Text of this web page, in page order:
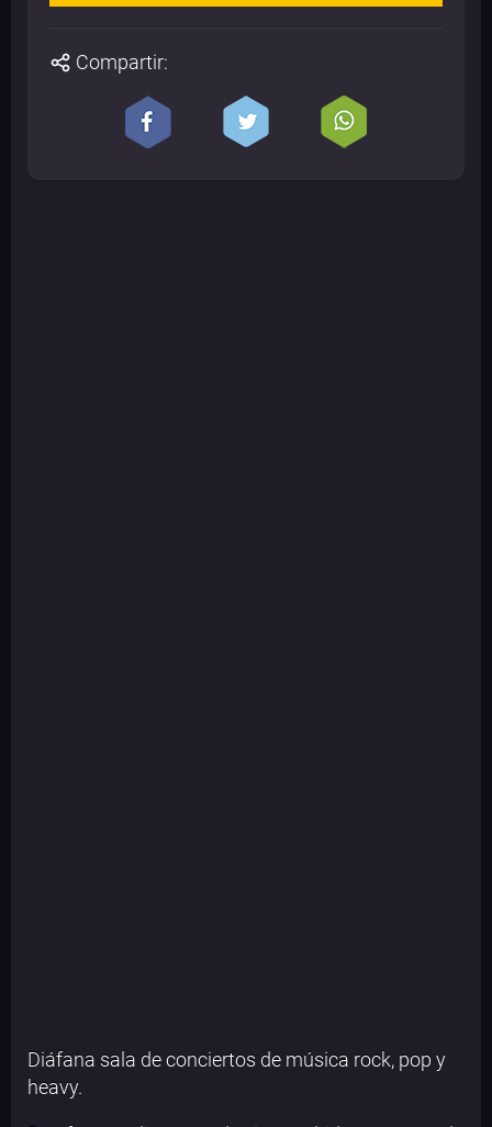
Compartir:
Diáfana sala de conciertos de música rock, pop y
heavy.